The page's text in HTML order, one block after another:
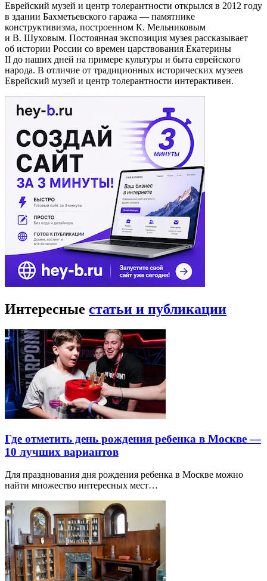
Еврейский музей и центр толерантности открылся в 2012 году
в здании Бахметьевского гаража — памятнике
конструктивизма, построенном К. Мельниковым
и В. Шуховым. Постоянная экспозиция музея рассказывает
об истории России со времен царствования Екатерины
II до наших дней на примере культуры и быта еврейского
народа. В отличие от традиционных исторических музеев
Еврейский музей и центр толерантности интерактивен.
Интересные статьи и публикации
Где отметить день рождения ребенка в Москве —
10 лучших вариантов
Для празднования дня рождения ребенка в Москве можно
найти множество интересных мест…